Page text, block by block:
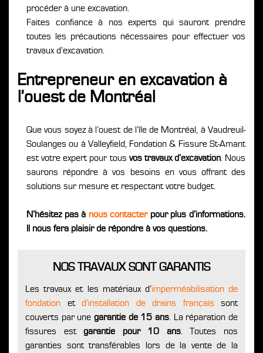
procéder à une excavation.
Faites confiance à nos experts qui sauront prendre
toutes les précautions nécessaires pour effectuer vos
travaux d’excavation.
Entrepreneur en excavation à
l’ouest de Montréal
Que vous soyez à l’ouest de l’île de Montréal, à Vaudreuil-
Soulanges ou à Valleyfield, Fondation & Fissure St-Amant
est votre expert pour tous vos travaux d’excavation. Nous
saurons répondre à vos besoins en vous offrant des
solutions sur mesure et respectant votre budget.
N’hésitez pas à nous contacterpour plus d’informations.
Il nous fera plaisir de répondre à vos questions.
NOS TRAVAUX SONT GARANTIS
Les travaux et les matériaux d’imperméabilisation de
fondation et d’installation de drains français sont
couverts par une garantie de 15 ans. La réparation de
fissures estgarantie pour 10 ans. Toutes nos
garanties sont transférables lors de la vente de la